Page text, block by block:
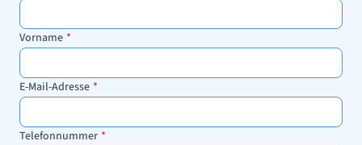
Vorname *
E-Mail-Adresse *
Telefonnummer *